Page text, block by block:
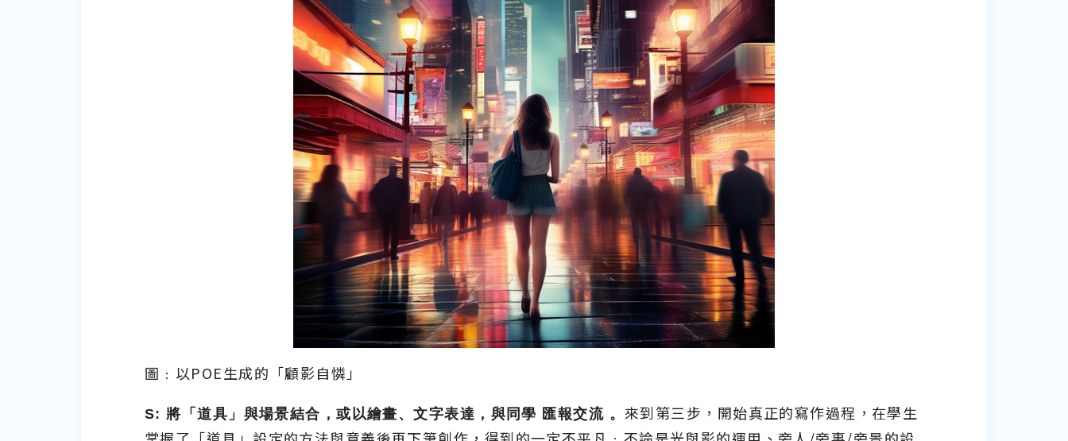
圖﹕以POE生成的「顧影自憐」
S:將「道具」與場景結合，或以繪畫、文字表達，與同學 匯報交流 。來到第三步，開始真正的寫作過程，在學生